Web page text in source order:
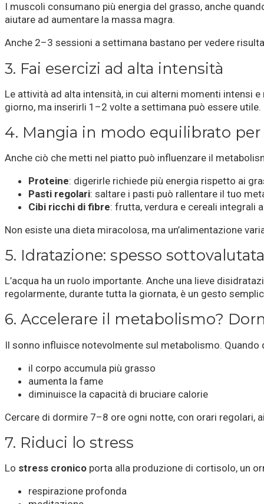
I muscoli consumano più energia del grasso, anche
aiutare ad aumentare la massa magra.
Anche 2–3 sessioni a settimana bastano per vedere
3. Fai esercizi ad alta intensità
Le attività ad alta intensità, in cui alterni momenti intensi
giorno, ma inserirli 1–2 volte a settimana può essere utile.
4. Mangia in modo equilibrato
Anche ciò che metti nel piatto può influenzare il
Proteine: digerirle richiede più energia rispetto ai
Pasti regolari: saltare i pasti può rallentare il tuo
Cibi ricchi di fibre: frutta, verdura e cereali integrali
Non esiste una dieta miracolosa, ma un’alimentazione
5. Idratazione: spesso sottovalutata
L’acqua ha un ruolo importante. Anche una lieve
regolarmente, durante tutta la giornata, è un gesto
6. Accelerare il metabolismo?
Il sonno influisce notevolmente sul metabolismo. Quando
il corpo accumula più grasso
aumenta la fame
diminuisce la capacità di bruciare calorie
Cercare di dormire 7–8 ore ogni notte, con orari regolari,
7. Riduci lo stress
Lo stress cronico porta alla produzione di cortisolo, un
respirazione profonda